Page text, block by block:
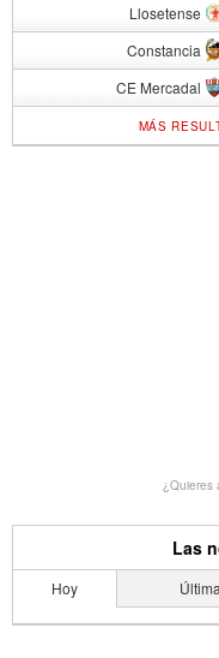
Llosetense
Constancia
CE Mercadal
MÁS
¿Quieres
Las
Hoy